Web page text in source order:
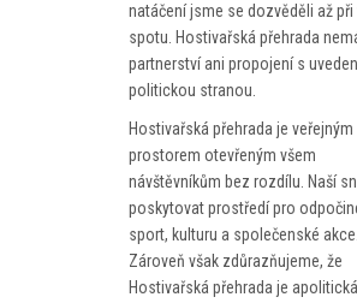
natáčení jsme se dozvěděli až při
spotu. Hostivařská přehrada
partnerství ani propojení s
politickou stranou.
Hostivařská přehrada je veřejným
prostorem otevřeným všem
návštěvníkům bez rozdílu. Naší
poskytovat prostředí pro
sport, kulturu a společenské akce.
Zároveň však zdůrazňujeme, že
Hostivařská přehrada je